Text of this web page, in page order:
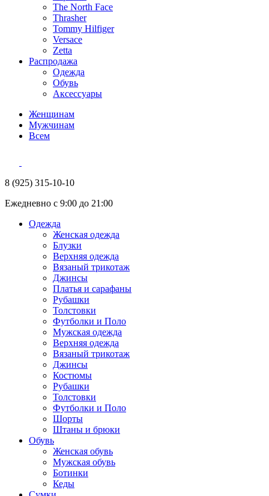
The North Face
Thrasher
Tommy Hilfiger
Versace
Zetta
Распродажа
Одежда
Обувь
Аксессуары
Женщинам
Мужчинам
Всем
8 (925) 315-10-10
Ежедневно с 9:00 до 21:00
Одежда
Женская одежда
Блузки
Верхняя одежда
Вязаный трикотаж
Джинсы
Платья и сарафаны
Рубашки
Толстовки
Футболки и Поло
Мужская одежда
Верхняя одежда
Вязаный трикотаж
Джинсы
Костюмы
Рубашки
Толстовки
Футболки и Поло
Шорты
Штаны и брюки
Обувь
Женская обувь
Мужская обувь
Ботинки
Кеды